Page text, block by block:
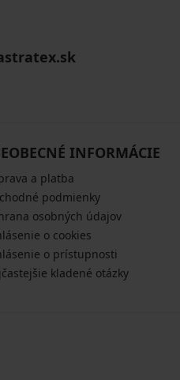
INFORMÁCIE
a platba
podmienky
osobných údajov
o cookies
o prístupnosti
kladené otázky